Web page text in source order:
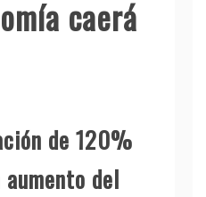
caerá
de 120%
del